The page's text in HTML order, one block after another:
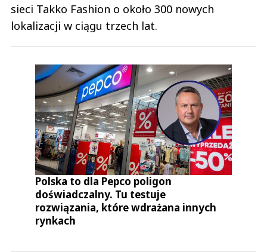
sieci Takko Fashion o około 300 nowych
lokalizacji w ciągu trzech lat.
Polska to dla Pepco poligon
doświadczalny. Tu testuje
rozwiązania, które wdrażana innych
rynkach